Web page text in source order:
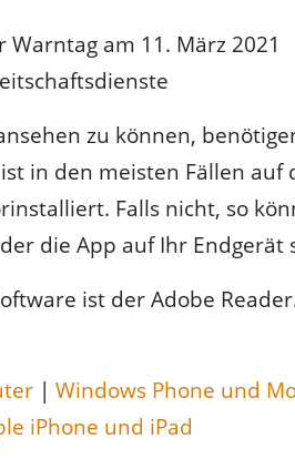
Warntag am 11. März 2021
zu können,
in den meisten Fällen auf
Falls nicht, so
die App auf Ihr Endgerät
ist der Adobe
| Windows Phone und
iPhone und iPad